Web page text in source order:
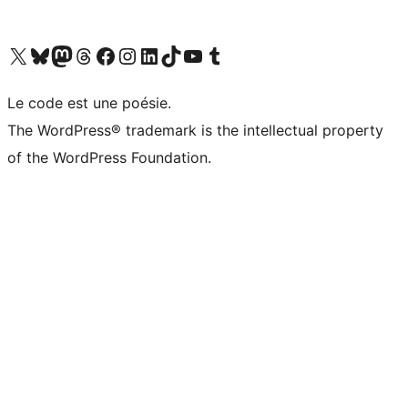
Visit our X (formerly Twitter) account
Visitez notre compte Bluesky
Visit our Mastodon account
Visitez notre compte Threads
Visit our Facebook page
Visit our Instagram account
Visit our LinkedIn account
Visitez notre compte TikTok
Visit our YouTube channel
Visitez notre compte Tumblr
Le code est une poésie.
The WordPress® trademark is the intellectual property
of the WordPress Foundation.